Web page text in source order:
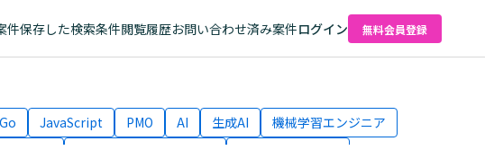
件保存した検索条件閲覧履歴お問い合わせ済み案件ログイン 無料会員登録
Go JavaScript PMO AI 生成AI
機械学習エンジニア